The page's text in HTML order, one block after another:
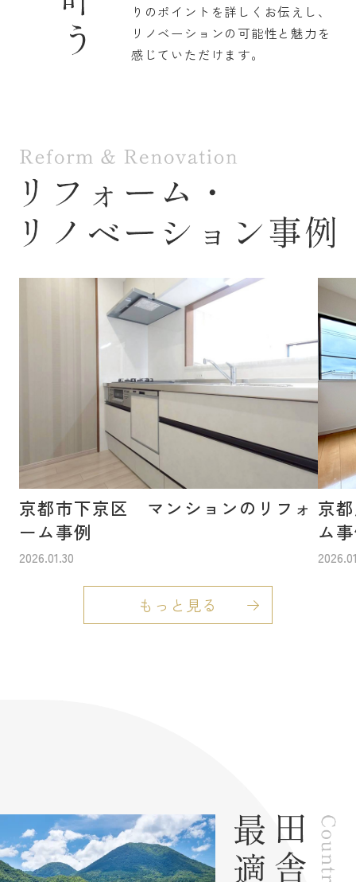
サポ
どな
何で
趣味
みで
みを
り方
と、
ます
【写
初め
んに
りのポイントを詳しくお伝えし、
リノベーションの可能性と魅力を
感じていただけます。
京都市下京区 マンションのリフォ
ーム事例
2026.01.30
京
ム
もっと見る